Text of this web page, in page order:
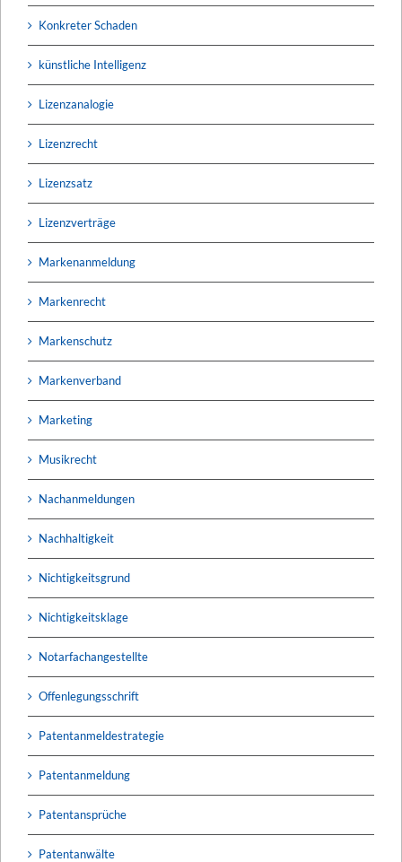
Konkreter Schaden
künstliche Intelligenz
Lizenzanalogie
Lizenzrecht
Lizenzsatz
Lizenzverträge
Markenanmeldung
Markenrecht
Markenschutz
Markenverband
Marketing
Musikrecht
Nachanmeldungen
Nachhaltigkeit
Nichtigkeitsgrund
Nichtigkeitsklage
Notarfachangestellte
Offenlegungsschrift
Patentanmeldestrategie
Patentanmeldung
Patentansprüche
Patentanwälte